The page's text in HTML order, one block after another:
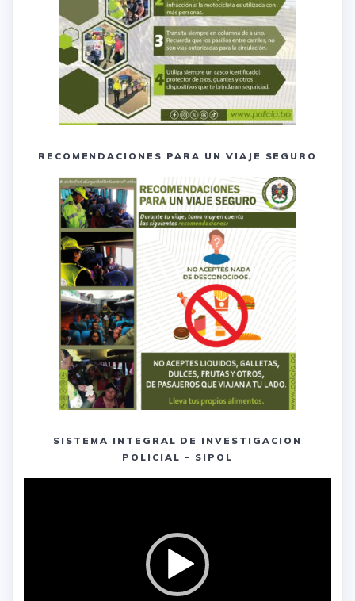
RECOMENDACIONES PARA UN VIAJE SEGURO
SISTEMA INTEGRAL DE INVESTIGACION
POLICIAL – SIPOL